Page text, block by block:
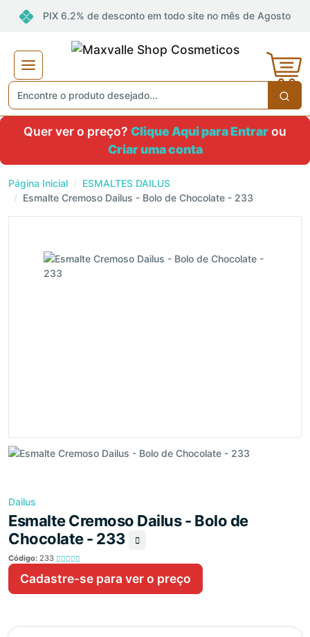
PIX 6.2% de desconto em todo site no mês de Agosto
Quer ver o preço? Clique Aqui para Entrarou
Criar uma conta
Página Inicial
ESMALTES DAILUS
Esmalte Cremoso Dailus - Bolo de Chocolate - 233
Dailus
Esmalte Cremoso Dailus - Bolo de
Chocolate - 233
Código: 233
Cadastre-se para ver o preço